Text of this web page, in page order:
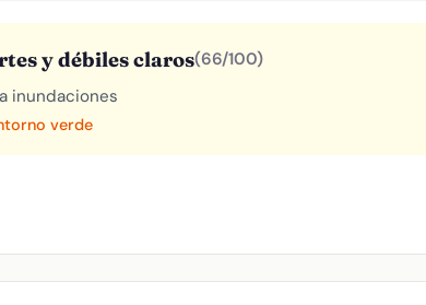
y débiles claros(66/100)
inundaciones
verde